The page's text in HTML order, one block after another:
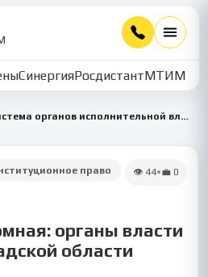
СинергияРосдистантМТИММУ
Система органов исполнительной власти Ленинградской области
право
👁 44•💼 0
органы власти
области